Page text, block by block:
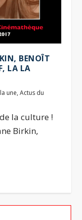
BENOÎT
LA LA
une,Actus du
la culture !
Birkin,